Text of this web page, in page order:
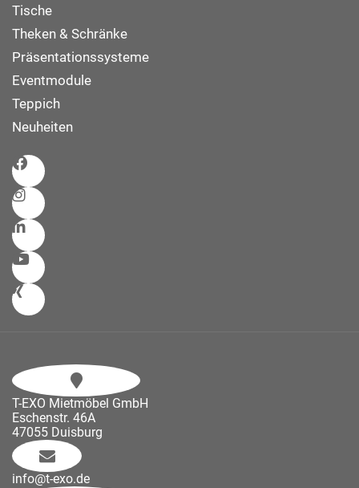
Tische
Theken & Schränke
Präsentationssysteme
Eventmodule
Teppich
Neuheiten
T-EXO Mietmöbel GmbH
Eschenstr. 46A
47055 Duisburg
info@t-exo.de